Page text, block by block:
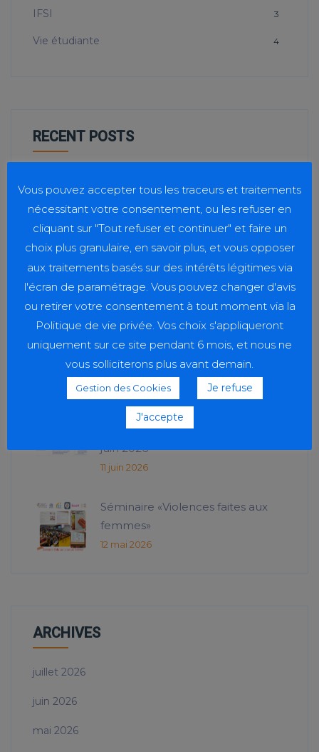
IFSI 3
Vie étudiante 4
RECENT POSTS
20 juillet 2026
Journée Handicap Interfilières
20 juillet 2026
Sport et solidarité
23 juin 2026
Conférence IFCS « Le sens du
travail, à quelles conditions ? » – 25
juin 2026
11 juin 2026
Séminaire «Violences faites aux
femmes»
12 mai 2026
ARCHIVES
juillet 2026
juin 2026
mai 2026
Vous pouvez accepter tous les traceurs et traitements
nécessitant votre consentement, ou les refuser en
cliquant sur "Tout refuser et continuer" et faire un
choix plus granulaire, en savoir plus, et vous opposer
aux traitements basés sur des intérêts légitimes via
l'écran de paramétrage. Vous pouvez changer d'avis
ou retirer votre consentement à tout moment via la
Politique de vie privée. Vos choix s'appliqueront
uniquement sur ce site pendant 6 mois, et nous ne
vous solliciterons plus avant demain.
Gestion des Cookies Je refuse
J'accepte